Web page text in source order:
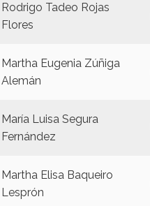
Rodrigo Tadeo Rojas
Flores
Martha Eugenia Zúñiga
Alemán
María Luisa Segura
Fernández
Martha Elisa Baqueiro
Lesprón